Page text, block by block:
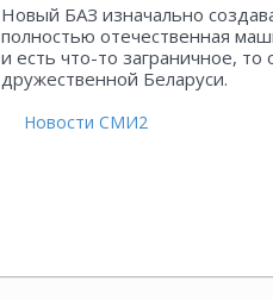
Новый БАЗ изначально
полностью отечественная
и есть что-то заграничное, то
дружественной Беларуси.
Новости СМИ2